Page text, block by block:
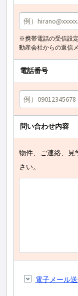
※携帯電話の受信設
動産会社からの返信
電話番号
問い合わせ内容
物件、ご連絡、見
さい。
電子メール